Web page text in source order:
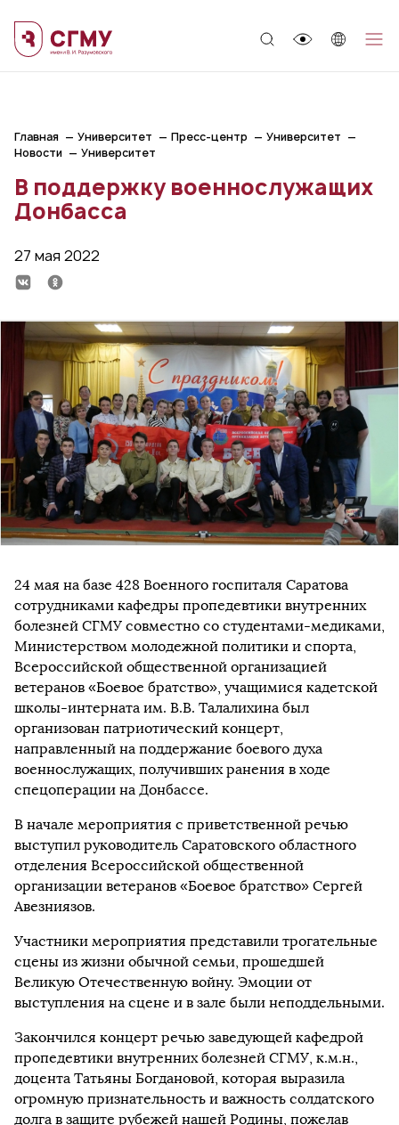
Главная Университет Пресс-центр
Университет
Новости
Университет
В поддержку военнослужащих
Донбасса
27 мая 2022
24 мая на базе 428 Военного госпиталя Саратова
сотрудниками кафедры пропедевтики внутренних
болезней СГМУ совместно со студентами-медиками,
Министерством молодежной политики и спорта,
Всероссийской общественной организацией
ветеранов «Боевое братство», учащимися кадетской
школы-интерната им. В.В. Талалихина был
организован патриотический концерт,
направленный на поддержание боевого духа
военнослужащих, получивших ранения в ходе
спецоперации на Донбассе.
В начале мероприятия с приветственной речью
выступил руководитель Саратовского областного
отделения Всероссийской общественной
организации ветеранов «Боевое братство» Сергей
Авезниязов.
Участники мероприятия представили трогательные
сцены из жизни обычной семьи, прошедшей
Великую Отечественную войну. Эмоции от
выступления на сцене и в зале были неподдельными.
Закончился концерт речью заведующей кафедрой
пропедевтики внутренних болезней СГМУ, к.м.н.,
доцента Татьяны Богдановой, которая выразила
огромную признательность и важность солдатского
долга в защите рубежей нашей Родины, пожелав